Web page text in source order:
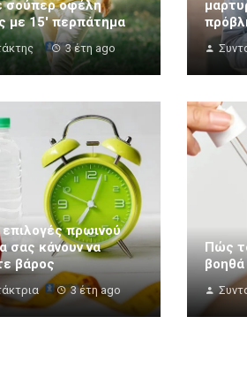
σούπερ οφέλη
με 15′ περπάτημα
3 έτη ago
επιλογές πρωινού
σας κάνουν να
βάρος
3 έτη ago
Πώς